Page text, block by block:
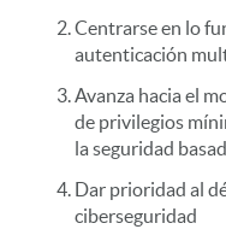
Centrarse en lo
autenticación
Avanza hacia el
de privilegios
la seguridad
Dar prioridad al
ciberseguridad